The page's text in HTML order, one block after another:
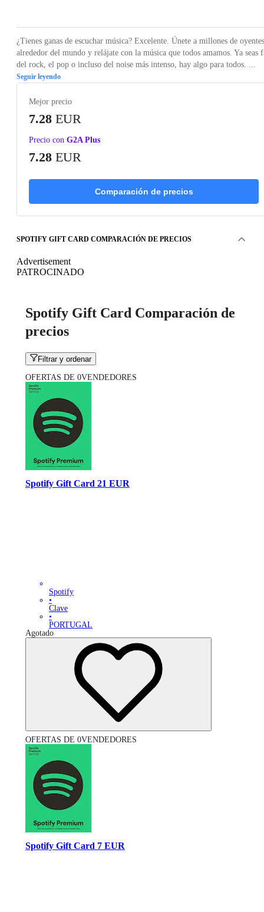
¿Tienes ganas de escuchar música? Excelente. Únete a millones de oyentes
alrededor del mundo y relájate con la música que todos amamos. Ya seas
del rock, el pop o incluso del noise más intenso, hay algo para todos. ...
Seguir leyendo
Mejor precio
7.28 EUR
Precio con G2A Plus
7.28 EUR
Comparación de precios
SPOTIFY GIFT CARD COMPARACIÓN DE PRECIOS
Advertisement
PATROCINADO
Spotify Gift Card Comparación de
precios
Filtrar y ordenar
OFERTAS DE 0VENDEDORES
Spotify Gift Card 21 EUR
Spotify
•
Clave
•
PORTUGAL
Agotado
OFERTAS DE 0VENDEDORES
Spotify Gift Card 7 EUR